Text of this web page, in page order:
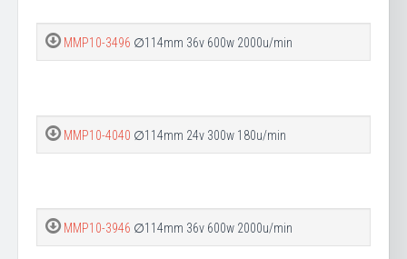
MMP10-3496 ∅114mm 36v 600w 2000u/min
MMP10-4040 ∅114mm 24v 300w 180u/min
MMP10-3946 ∅114mm 36v 600w 2000u/min